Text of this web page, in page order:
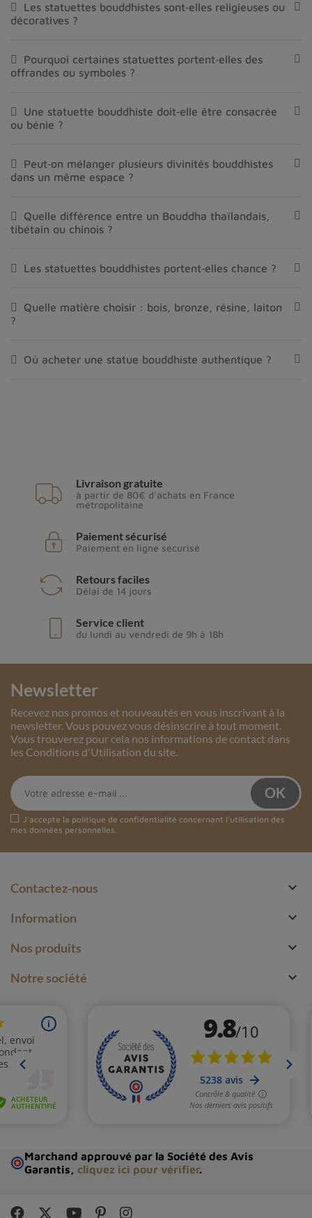
Les statuettes bouddhistes sont‑elles religieuses ou
décoratives ?
Pourquoi certaines statuettes portent‑elles des
offrandes ou symboles ?
Une statuette bouddhiste doit‑elle être consacrée
ou bénie ?
Peut‑on mélanger plusieurs divinités bouddhistes
dans un même espace ?
Quelle différence entre un Bouddha thaïlandais,
tibétain ou chinois ?
Les statuettes bouddhistes portent‑elles chance ?
Quelle matière choisir : bois, bronze, résine, laiton
?
Où acheter une statue bouddhiste authentique ?
Livraison gratuite
à partir de 80€ d'achats en France
métropolitaine
Paiement sécurisé
Paiement en ligne sécurisé
Retours faciles
Délai de 14 jours
Service client
du lundi au vendredi de 9h à 18h
Newsletter
Recevez nos promos et nouveautés en vous inscrivant à la
newsletter. Vous pouvez vous désinscrire à tout moment.
Vous trouverez pour cela nos informations de contact dans
les Conditions d'Utilisation du site.
J'accepte la politique de confidentialité concernant l'utilisation des
mes données personnelles.
Contactez-nous 
Information 
Nos produits 
Notre société 
Marchand approuvé par la Société des Avis
Garantis, cliquez ici pour vérifier.